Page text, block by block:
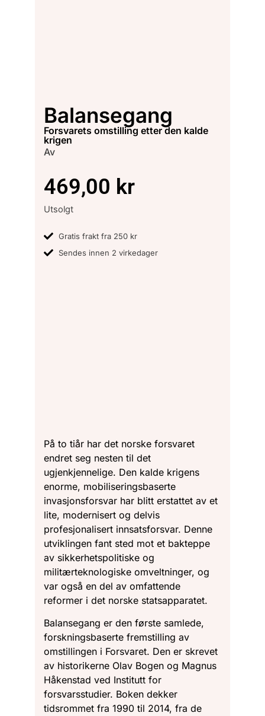
Balansegang
forsvarets omstilling etter den kalde
krigen
Av
469,00 kr
Utsolgt
Gratis frakt fra 250 kr
Sendes innen 2 virkedager
På to tiår har det norske forsvaret
endret seg nesten til det
ugjenkjennelige. Den kalde krigens
enorme, mobiliseringsbaserte
invasjonsforsvar har blitt erstattet av et
lite, modernisert og delvis
profesjonalisert innsatsforsvar. Denne
utviklingen fant sted mot et bakteppe
av sikkerhetspolitiske og
militærteknologiske omveltninger, og
var også en del av omfattende
reformer i det norske statsapparatet.
Balansegang er den første samlede,
forskningsbaserte fremstilling av
omstillingen i Forsvaret. Den er skrevet
av historikerne Olav Bogen og Magnus
Håkenstad ved Institutt for
forsvarsstudier. Boken dekker
tidsrommet fra 1990 til 2014, fra de